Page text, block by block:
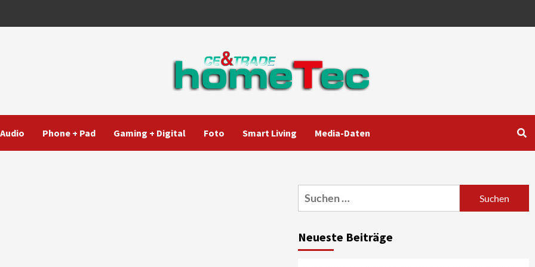
Audio Phone + Pad Gaming + Digital Foto Smart Living Media-Daten
Suchen
nach:
Neueste Beiträge
Marantz erweitert sein
4
News aus dem Internet
55-Zoll Fernsehgeräte